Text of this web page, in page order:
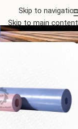
Skip to navigation
Skip to main content
+ other